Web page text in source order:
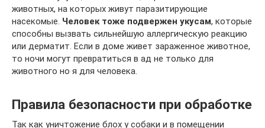
животных, на которых живут паразитирующие
насекомые. Человек тоже подвержен укусам, которые
способны вызвать сильнейшую аллергическую реакцию
или дерматит. Если в доме живет зараженное животное,
то ночи могут превратиться в ад не только для
животного но я для человека.
Правила безопасности при обработке
Так как уничтожение блох у собаки и в помещении